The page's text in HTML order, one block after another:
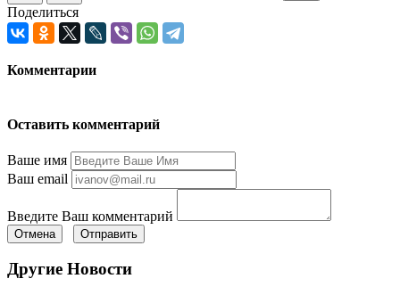
Поделиться
Комментарии
Оставить комментарий
Ваше имя
Ваш email
Введите Ваш комментарий
Отмена Отправить
Другие Новости